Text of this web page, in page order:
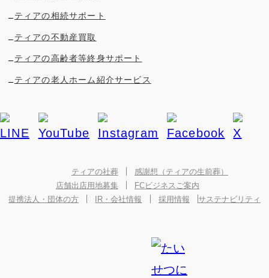
ティアの相続サポート
ティアの不動産買取
ティアの高齢者等終身サポート
ティアの老人ホーム紹介サービス
ティアの社葬
感謝想（ティアの生前葬）
店舗出店用地募集
FCビジネスご案内
提携法人・団体の方
IR・会社情報 採用情報 サステナビリティ